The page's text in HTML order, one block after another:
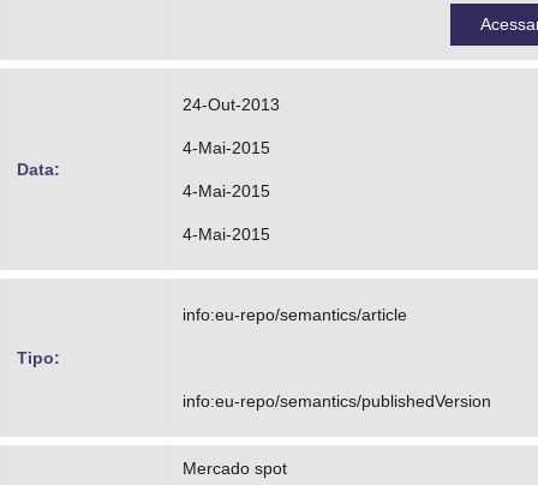
Data:
24-Out-2013
4-Mai-2015
4-Mai-2015
4-Mai-2015
Tipo:
info:eu-repo/semantics/article
info:eu-repo/semantics/publishedVersion
Mercado spot